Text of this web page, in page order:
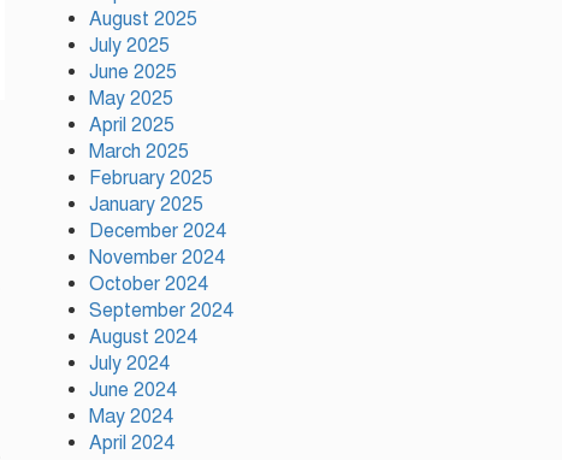
August 2025
July 2025
June 2025
May 2025
April 2025
March 2025
February 2025
January 2025
December 2024
November 2024
October 2024
September 2024
August 2024
July 2024
June 2024
May 2024
April 2024